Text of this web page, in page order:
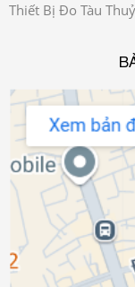
Thiết Bị Đo Tàu Thuỷ